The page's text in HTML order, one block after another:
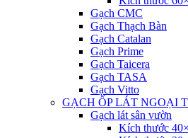
Gạch CMC
Gạch Thạch Bàn
Gạch Catalan
Gạch Prime
Gạch Taicera
Gạch TASA
Gạch Vitto
GẠCH ỐP LÁT NGOẠI
Gạch lát sân vườn
Kích thước